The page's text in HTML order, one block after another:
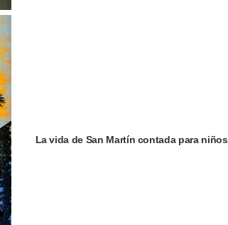
La vida de San Martín contada para niños